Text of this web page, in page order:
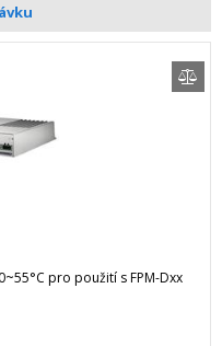
pro použití s FPM-Dxx